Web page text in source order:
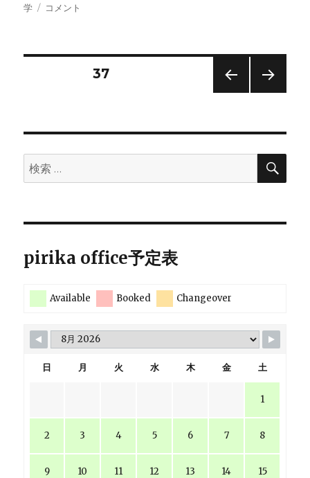
稿
学
光
の
溶
解
度
メ
タ
使
み)
コメント
の
ペ
り
固定ページ37
検
索:
検
pirika office予定表
Available Booked Changeover
日 月 火 水 木 金 土
1
2 3 4 5 6 7 8
9 10 11 12 13 14 15